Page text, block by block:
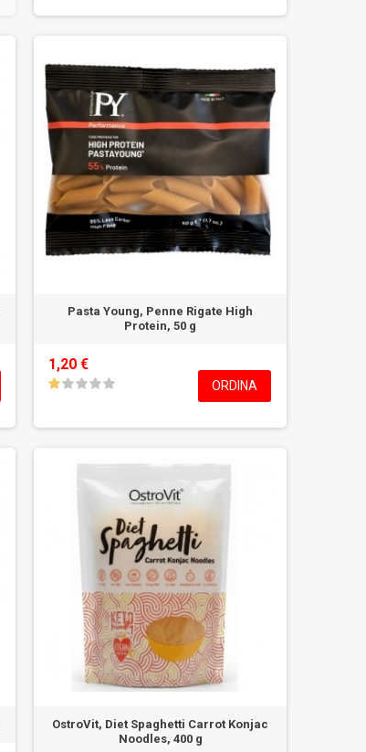
Pasta Young, Penne Rigate High
Protein, 50 g
1,20 €
ORDINA
OstroVit, Diet Spaghetti Carrot Konjac
Noodles, 400 g